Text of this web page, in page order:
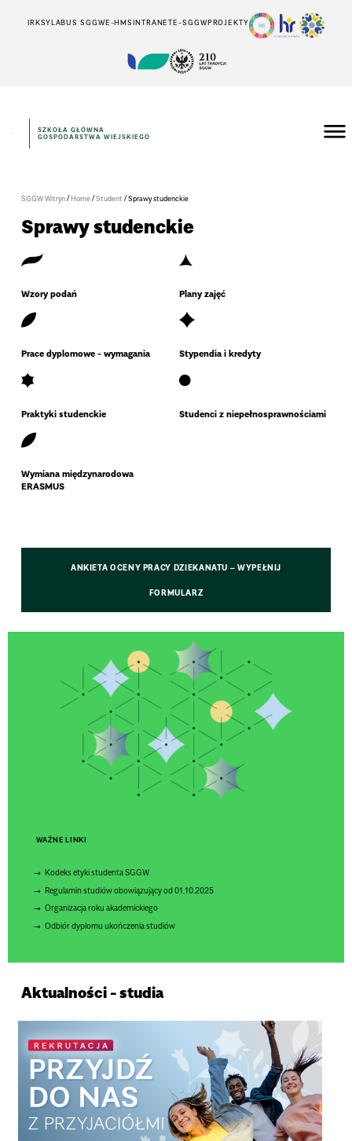
IRKSYLABUS SGGWE-HMSINTRANETE-SGGWPROJEKTY
SZKOŁA GŁÓWNA
GOSPODARSTWA WIEJSKIEGO
SGGW Witryn/Home/Student /Sprawy studenckie
Sprawy studenckie
Wzory podań Plany zajęć
Prace dyplomowe - wymagania Stypendia i kredyty
Praktyki studenckie Studenci z niepełnosprawnościami
Wymiana międzynarodowa
ERASMUS
ANKIETA OCENY PRACY DZIEKANATU – WYPEŁNIJ
FORMULARZ
WAŻNE LINKI
Kodeks etyki studenta SGGW
Regulamin studiów obowiązujący od 01.10.2025
Organizacja roku akademickiego
Odbiór dyplomu ukończenia studiów
Aktualności - studia